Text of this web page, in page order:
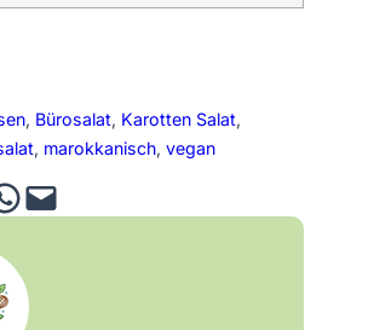
, Bürosalat, Karotten Salat
, marokkanisch, vegan
Email this Page